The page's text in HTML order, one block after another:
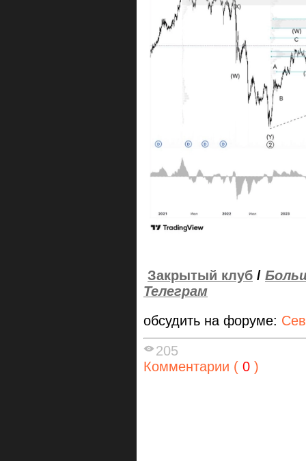
Закрытый клуб /
Телеграм
обсудить на форуме:
205
Комментарии ( 0 )